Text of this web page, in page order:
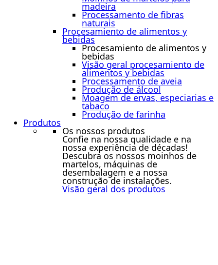
madeira
Processamento de fibras
naturais
Procesamiento de alimentos y
bebidas
Procesamiento de alimentos y
bebidas
Visão geral procesamiento de
alimentos y bebidas
Processamento de aveia
Produção de álcool
Moagem de ervas, especiarias e
tabaco
Produção de farinha
Produtos
Os nossos produtos
Confie na nossa qualidade e na
nossa experiência de décadas!
Descubra os nossos moinhos de
martelos, máquinas de
desembalagem e a nossa
construção de instalações.
Visão geral dos produtos